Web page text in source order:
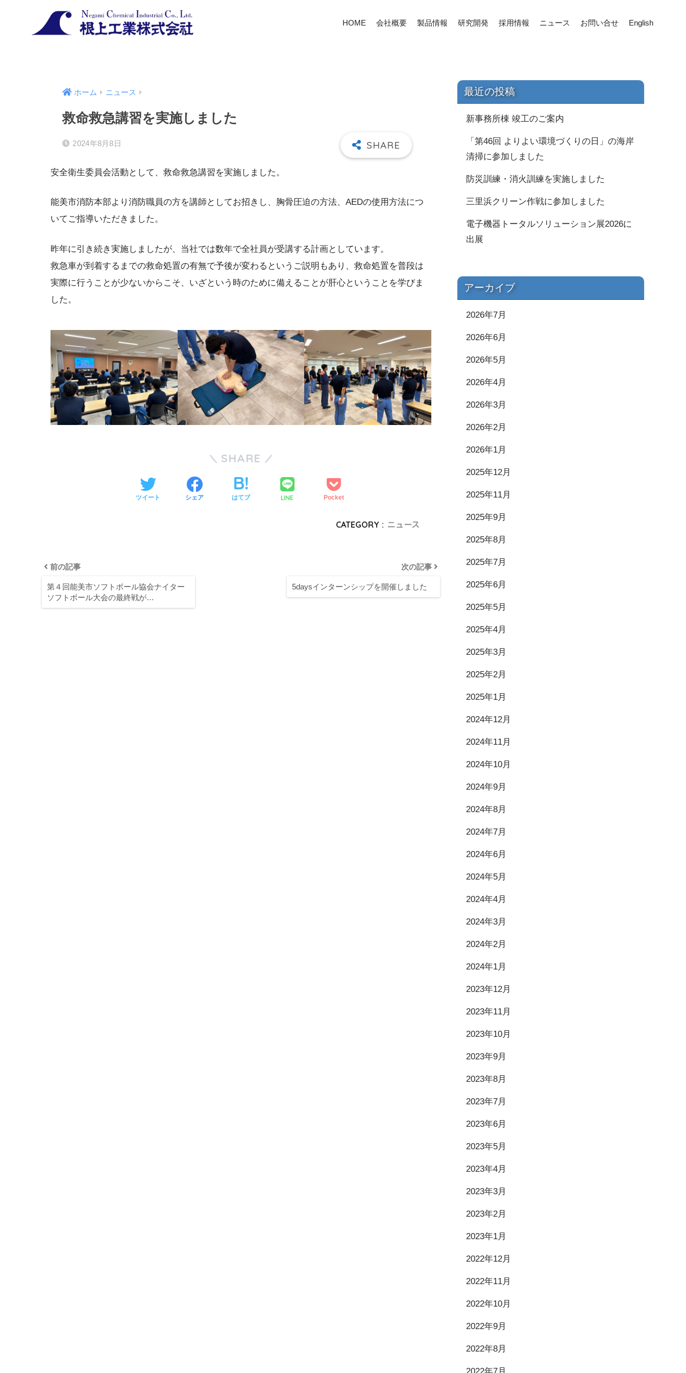
HOME 会社概要 製品情報 研究開発 採用情報 ニュース お問い合せ English
ホーム ニュース
救命救急講習を実施しました
2024年8月8日
安全衛生委員会活動として、救命救急講習を実施しました。
能美市消防本部より消防職員の方を講師としてお招きし、胸骨圧迫の方法、AEDの使用方法につ
いてご指導いただきました。
昨年に引き続き実施しましたが、当社では数年で全社員が受講する計画としています。
救急車が到着するまでの救命処置の有無で予後が変わるというご説明もあり、救命処置を普段は
実際に行うことが少ないからこそ、いざという時のために備えることが肝心ということを学びま
した。
SHARE
ツイート シェア はてブ LINE Pocket
CATEGORY : ニュース
前の記事
第４回能美市ソフトボール協会ナイター
ソフトボール大会の最終戦が…
次の記事
5daysインターンシップを開催しました
最近の投稿
新事務所棟 竣工のご案内
「第46回 よりよい環境づくりの日」の海岸
清掃に参加しました
防災訓練・消火訓練を実施しました
三里浜クリーン作戦に参加しました
電子機器トータルソリューション展2026に
出展
アーカイブ
2026年7月
2026年6月
2026年5月
2026年4月
2026年3月
2026年2月
2026年1月
2025年12月
2025年11月
2025年9月
2025年8月
2025年7月
2025年6月
2025年5月
2025年4月
2025年3月
2025年2月
2025年1月
2024年12月
2024年11月
2024年10月
2024年9月
2024年8月
2024年7月
2024年6月
2024年5月
2024年4月
2024年3月
2024年2月
2024年1月
2023年12月
2023年11月
2023年10月
2023年9月
2023年8月
2023年7月
2023年6月
2023年5月
2023年4月
2023年3月
2023年2月
2023年1月
2022年12月
2022年11月
2022年10月
2022年9月
2022年8月
2022年7月